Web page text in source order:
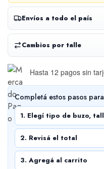
Envíos a todo el país
Cambios por talle
Hasta 12 pagos sin
Completá estos pasos
1. Elegí tipo de buzo,
2. Revisá el total
3. Agregá al carrito